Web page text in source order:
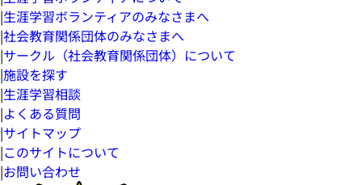
|生涯学習ボランティアのみなさまへ
|社会教育関係団体のみなさまへ
|サークル（社会教育関係団体）について
|施設を探す
|生涯学習相談
|よくある質問
|サイトマップ
|このサイトについて
|お問い合わせ